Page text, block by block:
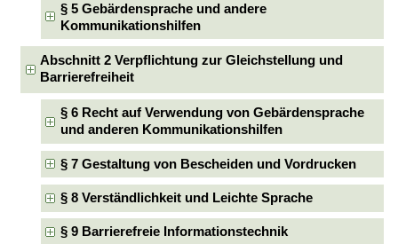
§ 5 Gebärdensprache und andere
Kommunikationshilfen
Abschnitt 2 Verpflichtung zur Gleichstellung und
Barrierefreiheit
§ 6 Recht auf Verwendung von Gebärdensprache
und anderen Kommunikationshilfen
§ 7 Gestaltung von Bescheiden und Vordrucken
§ 8 Verständlichkeit und Leichte Sprache
§ 9 Barrierefreie Informationstechnik